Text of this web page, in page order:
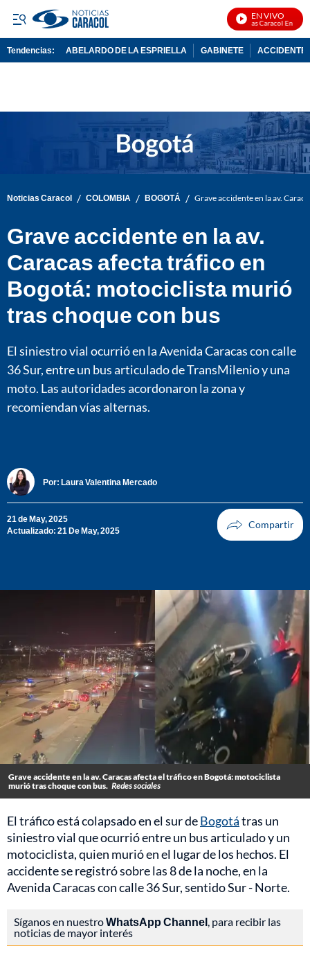
EN VIVO
Noticias Caracol En Vivo
Tendencias: ABELARDO DE LA ESPRIELLA GABINETE ACCIDENTE
Noticias Caracol / COLOMBIA / BOGOTÁ / Grave accidente en la av.
Grave accidente en la av.
Caracas afecta tráfico en
Bogotá: motociclista murió
tras choque con bus
El siniestro vial ocurrió en la Avenida Caracas con calle
36 Sur, entre un bus articulado de TransMilenio y una
moto. Las autoridades acordonaron la zona y
recomiendan vías alternas.
Por: Laura Valentina Mercado
21 de May, 2025
Actualizado: 21 De May, 2025
Grave accidente en la av. Caracas afecta el tráfico en Bogotá: motociclista
murió tras choque con bus. Redes sociales
El tráfico está colapsado en el sur deBogotátras un
siniestro vial que ocurrió entre un bus articulado y un
motociclista, quien murió en el lugar de los hechos. El
accidente se registró sobre las 8 de la noche, en la
Avenida Caracas con calle 36 Sur, sentido Sur - Norte.
Síganos en nuestroWhatsApp Channel, para recibir las
noticias de mayor interés